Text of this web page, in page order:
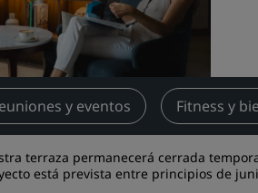
Solicita un presupuesto
Destinos para eventos
Soluciones sectoriales
Buscar vuelos
Buscar vuelos
y eventos Fitness y
terraza permanecerá cerrada
está prevista entre principios de